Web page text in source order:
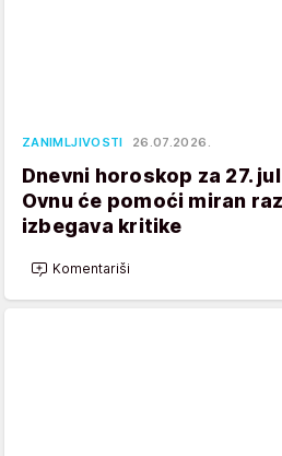
ZANIMLJIVOSTI 26.07.2026.
Dnevni horoskop za 27.
Ovnu će pomoći miran
izbegava kritike
Komentariši